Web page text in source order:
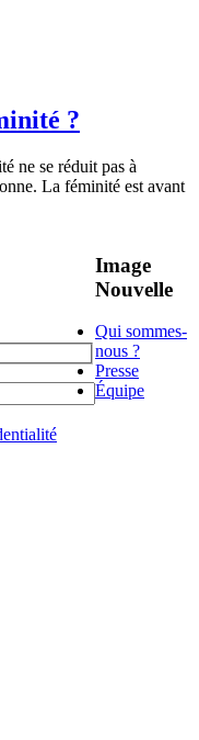
?
ne se réduit pas à
La féminité est avant
Image
Nouvelle
Qui sommes-
nous ?
Presse
Équipe